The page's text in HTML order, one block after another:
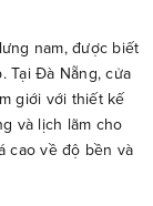
nam, được biết
Tại Đà Nẵng, cửa
giới với thiết kế
và lịch lãm cho
cao về độ bền và